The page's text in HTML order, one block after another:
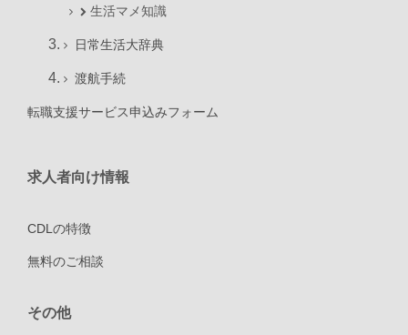
生活マメ知識
日常生活大辞典
渡航手続
転職支援サービス申込みフォーム
求人者向け情報
CDLの特徴
無料のご相談
その他